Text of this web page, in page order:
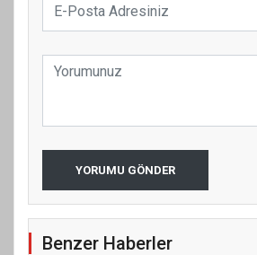
YORUMU GÖNDER
Benzer Haberler